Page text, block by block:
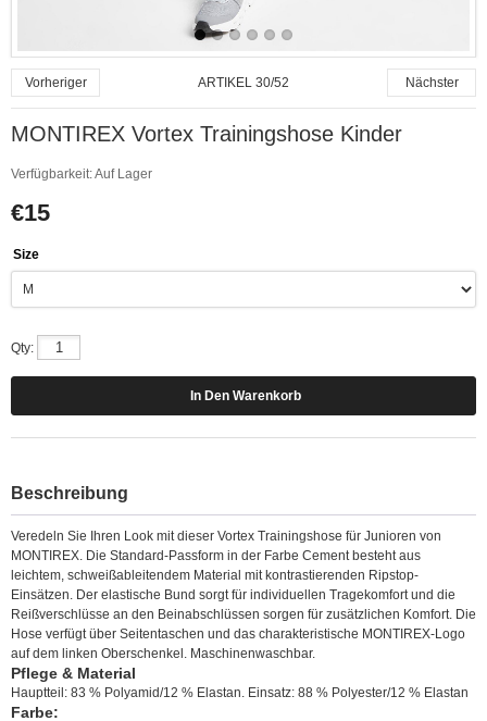
Vorheriger ARTIKEL 30/52 Nächster
MONTIREX Vortex Trainingshose Kinder
Verfügbarkeit:Auf Lager
€15
Size
Qty:
Beschreibung
Veredeln Sie Ihren Look mit dieser Vortex Trainingshose für Junioren von
MONTIREX. Die Standard-Passform in der Farbe Cement besteht aus
leichtem, schweißableitendem Material mit kontrastierenden Ripstop-
Einsätzen. Der elastische Bund sorgt für individuellen Tragekomfort und die
Reißverschlüsse an den Beinabschlüssen sorgen für zusätzlichen Komfort. Die
Hose verfügt über Seitentaschen und das charakteristische MONTIREX-Logo
auf dem linken Oberschenkel. Maschinenwaschbar.
Pflege & Material
Hauptteil: 83 % Polyamid/12 % Elastan. Einsatz: 88 % Polyester/12 % Elastan
Farbe: